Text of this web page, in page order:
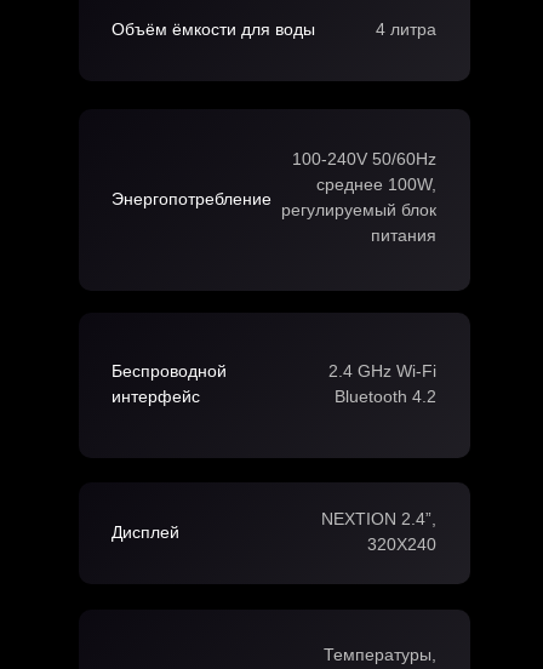
Объём ёмкости для воды 4 литра
Энергопотребление
Беспроводной
интерфейс
2.4 GHz Wi-Fi
Bluetooth 4.2
Дисплей
NEXTION 2.4”,
320X240
Температуры,
100-240V 50/60Hz
среднее 100W,
регулируемый блок
питания